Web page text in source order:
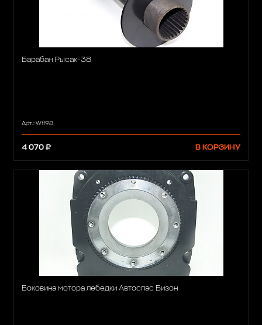
Барабан Рысак-38
Арт.: W1198
4 070 ₽ В КОРЗИНУ
Боковина мотора лебедки Автоспас Бизон